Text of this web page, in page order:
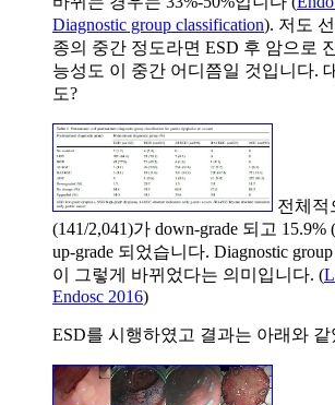
Diagnostic group classification). 저도
종의 중간 정도라면 ESD 후 암으로
능성도 이 중간 어디쯤일 것입니다.
도?
전체적
(141/2,041)가 down-grade 되고 15.9%
up-grade 되었습니다. Diagnostic group
이 그렇게 바뀌었다는 의미입니다. (
Endosc 2016)
ESD를 시행하였고 결과는 아래와 같